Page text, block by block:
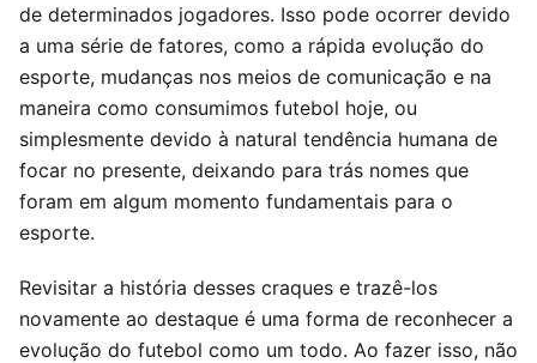
de determinados jogadores. Isso pode ocorrer devido
a uma série de fatores, como a rápida evolução do
esporte, mudanças nos meios de comunicação e na
maneira como consumimos futebol hoje, ou
simplesmente devido à natural tendência humana de
focar no presente, deixando para trás nomes que
foram em algum momento fundamentais para o
esporte.
Revisitar a história desses craques e trazê-los
novamente ao destaque é uma forma de reconhecer a
evolução do futebol como um todo. Ao fazer isso, não